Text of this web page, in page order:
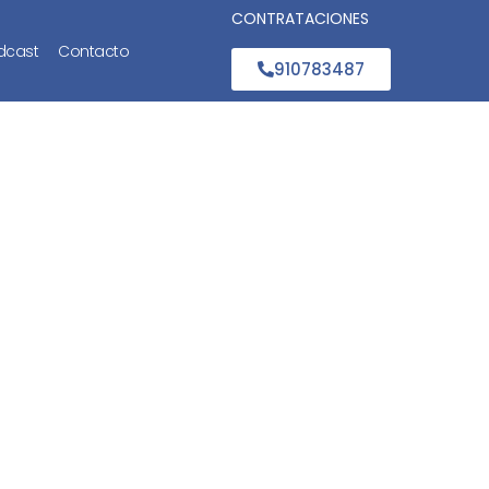
Contacto
CONTRATACIONES
910783487